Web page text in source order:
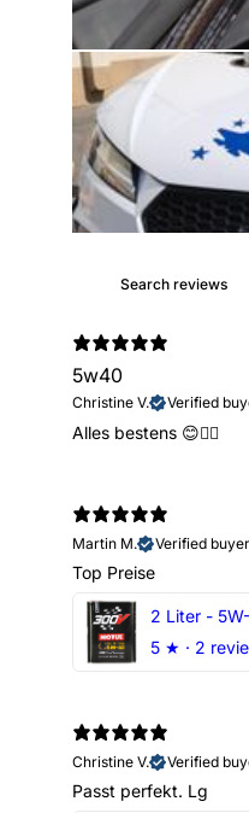
5w40
Christine V. Verified
Alles bestens 😊👍🏻
Martin M.
Verified buyer
Top Preise
5 ★ · 2
Christine V.
Verified
Passt perfekt. Lg